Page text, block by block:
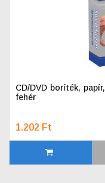
CD/DVD boríték,
fehér
1.202 Ft